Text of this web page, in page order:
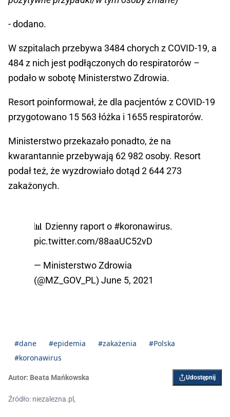
- dodano.
W szpitalach przebywa 3484 chorych z COVID-19, a
484 z nich jest podłączonych do respiratorów –
podało w sobotę Ministerstwo Zdrowia.
Resort poinformował, że dla pacjentów z COVID-19
przygotowano 15 563 łóżka i 1655 respiratorów.
Ministerstwo przekazało ponadto, że na
kwarantannie przebywają 62 982 osoby. Resort
podał też, że wyzdrowiało dotąd 2 644 273
zakażonych.
📊 Dzienny raport o #koronawirus.
pic.twitter.com/88aaUC52vD
— Ministerstwo Zdrowia
(@MZ_GOV_PL) June 5, 2021
#dane #epidemia #zakażenia
#Polska
#koronawirus
Autor: Beata Mańkowska Udostępnij
Źródło: niezalezna.pl,